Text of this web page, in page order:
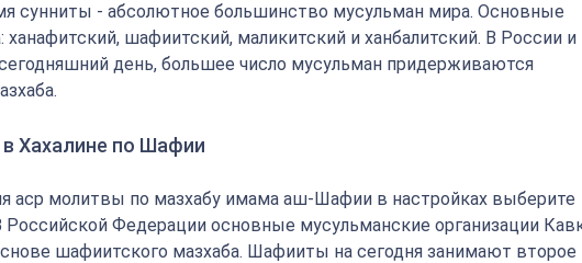
сунниты - абсолютное большинство мусульман мира. Основные
ханафитский, шафиитский, маликитский и ханбалитский. В России и
день, большее число мусульман придерживаются
Хахалине по Шафии
аср молитвы по мазхабу имама аш-Шафии в настройках выберите
Федерации основные мусульманские организации
шафиитского мазхаба. Шафииты на сегодня занимают второе